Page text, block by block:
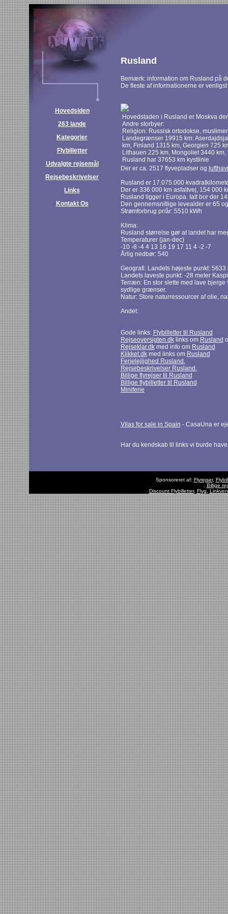
Hovedsiden
263 lande
Kategorier
Flybilletter
Udvalgte rejsemål
Rejsebeskrivelser
Links
Kontakt Os
Rusland
Bemærk: information om Rusland på
De fleste af informationerne er
Hovedstaden i Rusland er Moskva
Andre storbyer:
Religion: Russisk ortodokse, muslimer
Landegrænser 19915 km:
km, Finland 1315 km, Georgien 725
Lithauen 225 km, Mongoliet 3440
Rusland har 37653 km kystlinie
Der er ca. 2517 flyvepladser og
Rusland er 17.075.000
Der er 336 000 km asfaltvej, 154 000
Rusland ligger i Europa. Ialt bor der
Den gennemsnitlige levealder er 65
Strømforbrug pr/år: 5510 kWh
Klima:
Rusland størrelse gør at landet har
Temperaturer (jan-dec)
-10 -8 -4 4 13 16 19 17 11 4 -2 -7
Årlig nedbør: 540
Geografi: Landets højeste punkt: 5633
Landets laveste punkt: -28 meter
Terræn: En stor slette med lave
sydlige grænser.
Natur: Store naturressourcer af olie,
Andet:
Gode links: Flybilletter til Rusland
Rejseoversigten.dklinks om Rusland
Rejseklar.dkmed info om Rusland
Klikket.dkmed links om Rusland
Ferielejlighed Rusland.
Rejsebeskrivelser Rusland.
Billige flyrejser til Rusland
Billige flybilletter til Rusland
Miniferie
Vilas for sale in Spain - CasaUna er
Har du kendskab til links vi burde
Sponsoreret af: Flyrejser,
Billige
Discount Flybilletter, Flyg